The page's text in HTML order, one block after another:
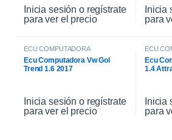
Inicia sesión o regístrate
para ver el precio
Inicia
para
ECU COMPUTADORA
Ecu Computadora Vw Gol
Trend 1.6 2017
Inicia sesión o regístrate
para ver el precio
ECU
Ecu
1.4
Inicia
para